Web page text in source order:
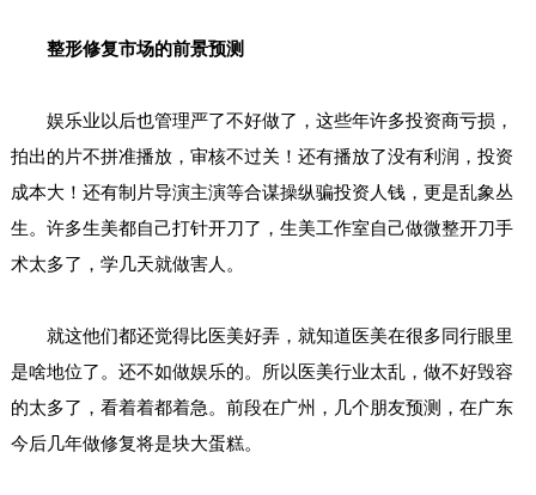
整形修复市场的前景预测
娱乐业以后也管理严了不好做了，这些年许多投资商亏损，
拍出的片不拼准播放，审核不过关！还有播放了没有利润，投资
成本大！还有制片导演主演等合谋操纵骗投资人钱，更是乱象丛
生。许多生美都自己打针开刀了，生美工作室自己做微整开刀手
术太多了，学几天就做害人。
就这他们都还觉得比医美好弄，就知道医美在很多同行眼里
是啥地位了。还不如做娱乐的。所以医美行业太乱，做不好毁容
的太多了，看着着都着急。前段在广州，几个朋友预测，在广东
今后几年做修复将是块大蛋糕。